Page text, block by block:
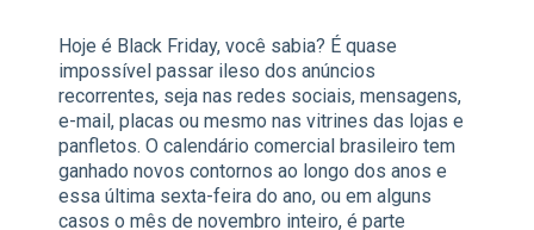
Hoje é Black Friday, você sabia? É quase
impossível passar ileso dos anúncios
recorrentes, seja nas redes sociais, mensagens,
e-mail, placas ou mesmo nas vitrines das lojas e
panfletos. O calendário comercial brasileiro tem
ganhado novos contornos ao longo dos anos e
essa última sexta-feira do ano, ou em alguns
casos o mês de novembro inteiro, é parte